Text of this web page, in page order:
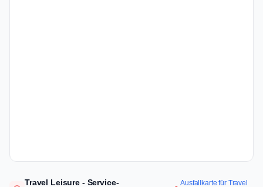
Travel Leisure - Service-
Ausfallkarte für Travel